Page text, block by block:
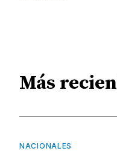
Más
NACIONALES